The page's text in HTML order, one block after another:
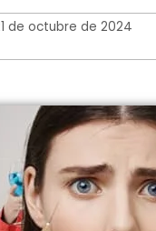
de octubre de 2024